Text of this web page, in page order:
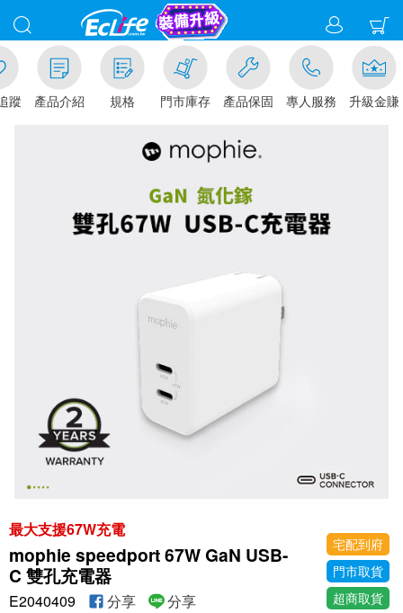
蹤 產品介紹 規格 門市庫存 產品保固 專人服務 升級金賺
最大支援67W充電
mophie speedport 67W GaN USB-
C 雙孔充電器
宅配到府
門市取貨
超商取貨
E2040409 分享 分享